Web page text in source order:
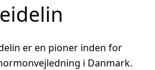
er en pioner inden for
i Danmark.